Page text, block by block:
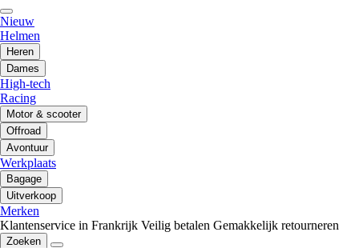
Nieuw
Helmen
Heren
Dames
High-tech
Racing
Motor & scooter
Offroad
Avontuur
Werkplaats
Bagage
Uitverkoop
Merken
Klantenservice in Frankrijk Veilig betalen Gemakkelijk retourneren
Zoeken